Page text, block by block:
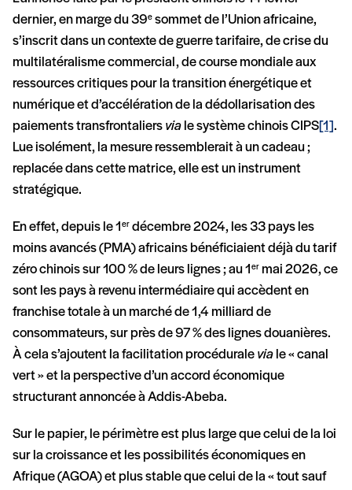
dernier, en marge du 39e sommet de l’Union africaine,
s’inscrit dans un contexte de guerre tarifaire, de crise du
multilatéralisme commercial, de course mondiale aux
ressources critiques pour la transition énergétique et
numérique et d’accélération de la dédollarisation des
paiements transfrontaliers via le système chinois CIPS[1].
Lue isolément, la mesure ressemblerait à un cadeau ;
replacée dans cette matrice, elle est un instrument
stratégique.
En effet, depuis le 1er décembre 2024, les 33 pays les
moins avancés (PMA) africains bénéficiaient déjà du tarif
zéro chinois sur 100 % de leurs lignes ; au 1er mai 2026, ce
sont les pays à revenu intermédiaire qui accèdent en
franchise totale à un marché de 1,4 milliard de
consommateurs, sur près de 97 % des lignes douanières.
À cela s’ajoutent la facilitation procédurale via le « canal
vert » et la perspective d’un accord économique
structurant annoncée à Addis-Abeba.
Sur le papier, le périmètre est plus large que celui de la loi
sur la croissance et les possibilités économiques en
Afrique (AGOA) et plus stable que celui de la « tout sauf